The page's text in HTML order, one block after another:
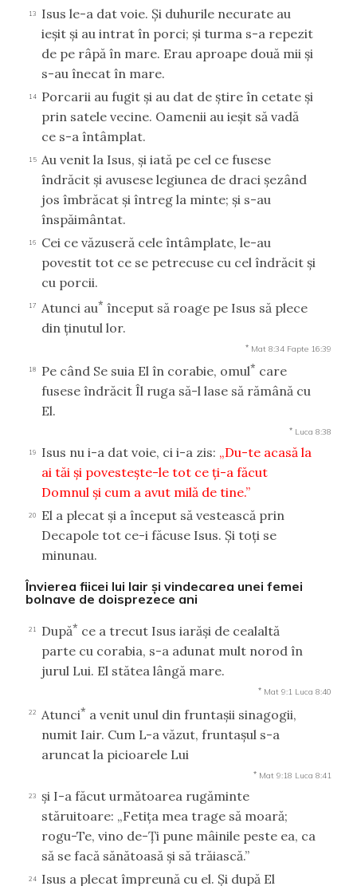
13
Isus le-a dat voie. Şi duhurile necurate au
ieşit şi au intrat în porci; şi turma s-a repezit
de pe râpă în mare. Erau aproape două mii şi
s-au înecat în mare.
14
Porcarii au fugit şi au dat de ştire în cetate şi
prin satele vecine. Oamenii au ieşit să vadă
ce s-a întâmplat.
15 Au venit la Isus, şi iată pe cel ce fusese
îndrăcit şi avusese legiunea de draci şezând
jos îmbrăcat şi întreg la minte; şi s-au
înspăimântat.
16
Cei ce văzuseră cele întâmplate, le-au
povestit tot ce se petrecuse cu cel îndrăcit şi
cu porcii.
17 Atunci au* început să roage pe Isus să plece
din ţinutul lor.
* Mat 8:34 Fapte 16:39
18 Pe când Se suia El în corabie, omul* care
fusese îndrăcit Îl ruga să-l lase să rămână cu
El.
* Luca 8:38
19 Isus nu i-a dat voie, ci i-a zis: „Du-te acasă la
ai tăi şi povesteşte-le tot ce ţi-a făcut
Domnul şi cum a avut milă de tine.”
20
El a plecat şi a început să vestească prin
Decapole tot ce-i făcuse Isus. Şi toţi se
minunau.
Învierea fiicei lui Iair şi vindecarea unei femei
bolnave de doisprezece ani
21 După* ce a trecut Isus iarăşi de cealaltă
parte cu corabia, s-a adunat mult norod în
jurul Lui. El stătea lângă mare.
* Mat 9:1 Luca 8:40
22 Atunci* a venit unul din fruntaşii sinagogii,
numit Iair. Cum L-a văzut, fruntaşul s-a
aruncat la picioarele Lui
* Mat 9:18 Luca 8:41
23
şi I-a făcut următoarea rugăminte
stăruitoare: „Fetiţa mea trage să moară;
rogu-Te, vino de-Ţi pune mâinile peste ea, ca
să se facă sănătoasă şi să trăiască.”
24 Isus a plecat împreună cu el. Şi după El